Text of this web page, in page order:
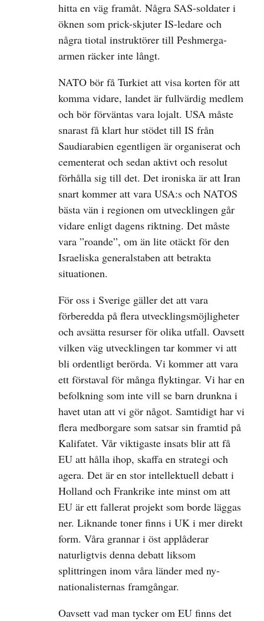
hitta en väg framåt. Några SAS-soldater i
öknen som prick-skjuter IS-ledare och
några tiotal instruktörer till Peshmerga-
armen räcker inte långt.
NATO bör få Turkiet att visa korten för att
komma vidare, landet är fullvärdig medlem
och bör förväntas vara lojalt. USA måste
snarast få klart hur stödet till IS från
Saudiarabien egentligen är organiserat och
cementerat och sedan aktivt och resolut
förhålla sig till det. Det ironiska är att Iran
snart kommer att vara USA:s och NATOS
bästa vän i regionen om utvecklingen går
vidare enligt dagens riktning. Det måste
vara ”roande”, om än lite otäckt för den
Israeliska generalstaben att betrakta
situationen.
För oss i Sverige gäller det att vara
förberedda på flera utvecklingsmöjligheter
och avsätta resurser för olika utfall. Oavsett
vilken väg utvecklingen tar kommer vi att
bli ordentligt berörda. Vi kommer att vara
ett förstaval för många flyktingar. Vi har en
befolkning som inte vill se barn drunkna i
havet utan att vi gör något. Samtidigt har vi
flera medborgare som satsar sin framtid på
Kalifatet. Vår viktigaste insats blir att få
EU att hålla ihop, skaffa en strategi och
agera. Det är en stor intellektuell debatt i
Holland och Frankrike inte minst om att
EU är ett fallerat projekt som borde läggas
ner. Liknande toner finns i UK i mer direkt
form. Våra grannar i öst applåderar
naturligtvis denna debatt liksom
splittringen inom våra länder med ny-
nationalisternas framgångar.
Oavsett vad man tycker om EU finns det